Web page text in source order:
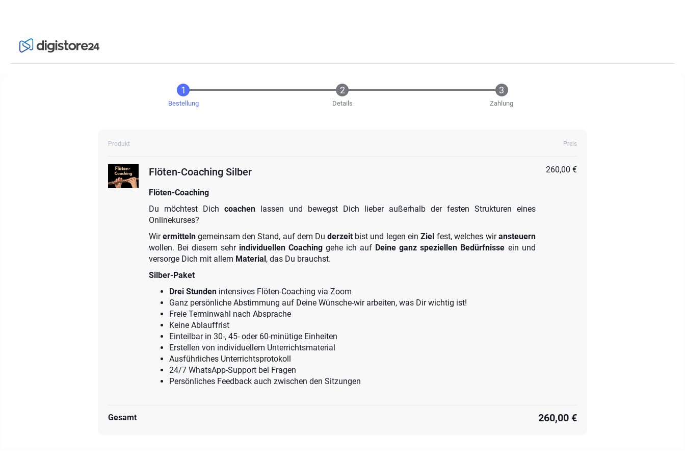
Bestellung Details Zahlung
Produkt Preis
Flöten-Coaching Silber
Flöten-Coaching
Du möchtest Dich coachen lassen und bewegst Dich lieber außerhalb der festen Strukturen eines
Onlinekurses?
Wirermitteln gemeinsam den Stand, auf dem Du derzeit bist und legen ein Ziel fest, welches wiransteuern
wollen. Bei diesem sehr individuellen Coaching gehe ich auf Deine ganz speziellen Bedürfnisse ein und
versorge Dich mit allem Material, das Du brauchst.
Silber-Paket
Drei Stunden intensives Flöten-Coaching via Zoom
Ganz persönliche Abstimmung auf Deine Wünsche-wir arbeiten, was Dir wichtig ist!
Freie Terminwahl nach Absprache
Keine Ablauffrist
Einteilbar in 30-, 45- oder 60-minütige Einheiten
Erstellen von individuellem Unterrichtsmaterial
Ausführliches Unterrichtsprotokoll
24/7 WhatsApp-Support bei Fragen
Persönliches Feedback auch zwischen den Sitzungen
260,00 €
Gesamt 260,00 €